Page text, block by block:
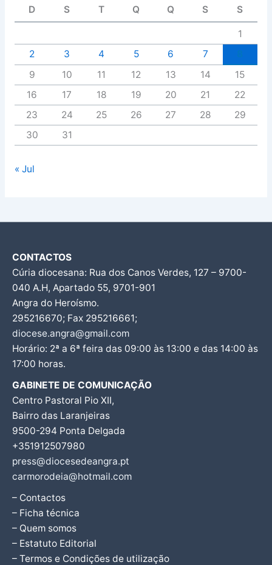
D S T Q Q S S
1
2
3 4 5 6 7
9
10 11 12 13 14
15
16
17 18 19 20 21
22
23
24 25 26 27 28
29
30
31
« Jul
CONTACTOS
Cúria diocesana: Rua dos Canos Verdes, 127 – 9700-
040 A.H, Apartado 55, 9701-901
Angra do Heroísmo.
295216670; Fax 295216661;
diocese.angra@gmail.com
Horário: 2ª a 6ª feira das 09:00 às 13:00 e das 14:00 às
17:00 horas.
GABINETE DE COMUNICAÇÃO
Centro Pastoral Pio XII,
Bairro das Laranjeiras
9500-294 Ponta Delgada
+351912507980
press@diocesedeangra.pt
carmorodeia@hotmail.com
– Contactos
– Ficha técnica
– Quem somos
– Estatuto Editorial
– Termos e Condições de utilização